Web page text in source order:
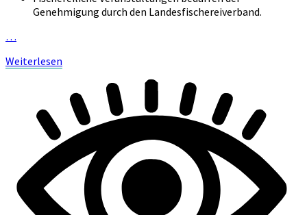
Genehmigung durch den Landesfischereiverband.
…
Weiterlesen